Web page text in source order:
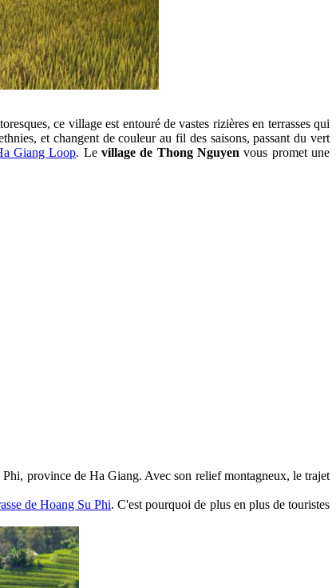
ce village est entouré de vastes rizières en terrasses qui
et changent de couleur au fil des saisons, passant du vert
Giang Loop. Le village de Thong Nguyen vous promet une
province de Ha Giang. Avec son relief montagneux, le trajet
de Hoang Su Phi. C'est pourquoi de plus en plus de touristes